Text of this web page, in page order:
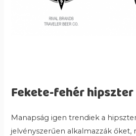
Fekete-fehér
Manapság igen trendiek a
jelvényszerűen alkalmazzák őket,